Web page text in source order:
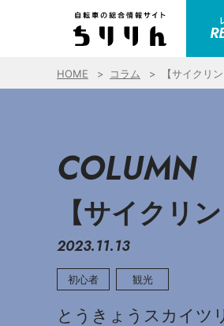
HOME コラム 【サイクリ
COLUMN
【サイクリ
2023.11.13
初心者 観光
とうきょうスカイツ